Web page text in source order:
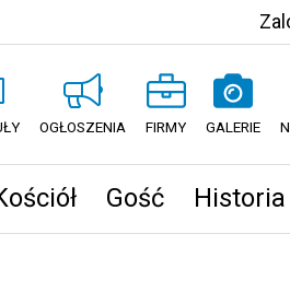
OGŁOSZENIA FIRMY GALERIE
Gość Historia